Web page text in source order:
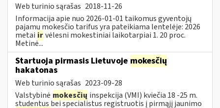
Web turinio sąrašas 2018-11-26
Informacija apie nuo 2026-01-01 taikomus gyventojų
pajamų mokesčio tarifus yra pateikiama lentelėje: 2026
metai irvėlesni mokestiniai laikotarpiai 1. 20 proc.
Metinė...
Startuoja pirmasis Lietuvoje mokesčių
hakatonas
Web turinio sąrašas 2023-09-28
Valstybinė mokesčių inspekcija (VMI) kviečia 18 -25 m.
studentus bei specialistus registruotis į pirmąjį jaunimo